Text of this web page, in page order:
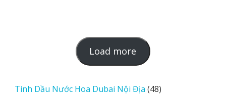
Load more
o
d
Tinh Dầu Nước Hoa Dubai Nội Địa 4848